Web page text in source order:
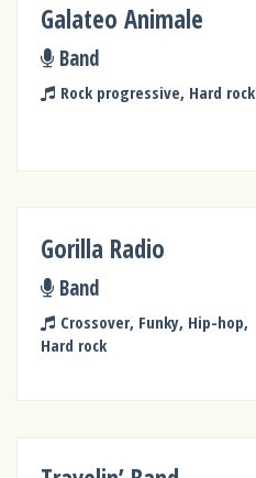
Galateo Animale
Band
Rock progressive, Hard rock
Gorilla Radio
Band
Crossover, Funky, Hip-hop,
Hard rock